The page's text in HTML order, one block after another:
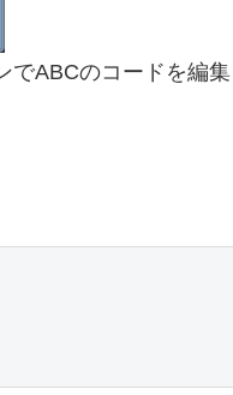
でABCのコードを編集